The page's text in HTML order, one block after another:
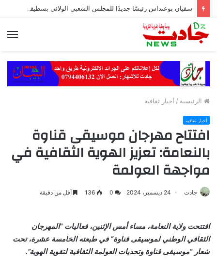
الرئيسية / أخبار ثقافية
أخبار ثقافية
افتتاح مهرجان موسيقى قناوة
بالنعامة: تعزيز الهوية الثقافية في
مواجهة العولمة
جادت 24 ديسمبر، 2024 0
136 أقل من دقيقة
افتتحت ولاية النعامة، مساء أمس الإثنين، فعاليات “المهرجان
الثقافي الوطني لموسيقى قناوة” في طبعته الخامسة عشرة، تحت
شعار “موسيقى قناوة وتحديات العولمة الثقافية لتقوية الهوية”.